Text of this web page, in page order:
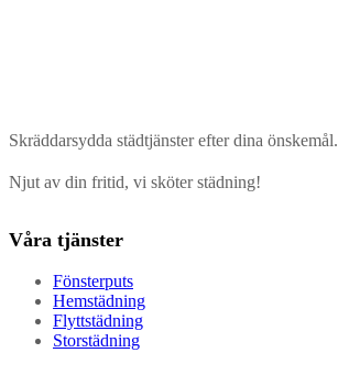
Skräddarsydda städtjänster efter dina önskemål.
Njut av din fritid, vi sköter städning!
Våra tjänster
Fönsterputs
Hemstädning
Flyttstädning
Storstädning